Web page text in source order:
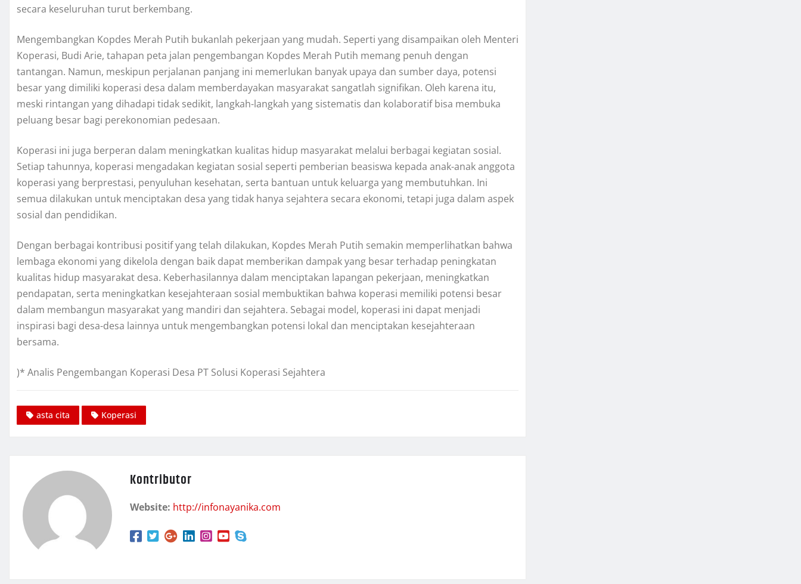
secara keseluruhan turut berkembang.
Mengembangkan Kopdes Merah Putih bukanlah pekerjaan yang mudah. Seperti yang disampaikan oleh Menteri
Koperasi, Budi Arie, tahapan peta jalan pengembangan Kopdes Merah Putih memang penuh dengan
tantangan. Namun, meskipun perjalanan panjang ini memerlukan banyak upaya dan sumber daya, potensi
besar yang dimiliki koperasi desa dalam memberdayakan masyarakat sangatlah signifikan. Oleh karena itu,
meski rintangan yang dihadapi tidak sedikit, langkah-langkah yang sistematis dan kolaboratif bisa membuka
peluang besar bagi perekonomian pedesaan.
Koperasi ini juga berperan dalam meningkatkan kualitas hidup masyarakat melalui berbagai kegiatan sosial.
Setiap tahunnya, koperasi mengadakan kegiatan sosial seperti pemberian beasiswa kepada anak-anak anggota
koperasi yang berprestasi, penyuluhan kesehatan, serta bantuan untuk keluarga yang membutuhkan. Ini
semua dilakukan untuk menciptakan desa yang tidak hanya sejahtera secara ekonomi, tetapi juga dalam aspek
sosial dan pendidikan.
Dengan berbagai kontribusi positif yang telah dilakukan, Kopdes Merah Putih semakin memperlihatkan bahwa
lembaga ekonomi yang dikelola dengan baik dapat memberikan dampak yang besar terhadap peningkatan
kualitas hidup masyarakat desa. Keberhasilannya dalam menciptakan lapangan pekerjaan, meningkatkan
pendapatan, serta meningkatkan kesejahteraan sosial membuktikan bahwa koperasi memiliki potensi besar
dalam membangun masyarakat yang mandiri dan sejahtera. Sebagai model, koperasi ini dapat menjadi
inspirasi bagi desa-desa lainnya untuk mengembangkan potensi lokal dan menciptakan kesejahteraan
bersama.
)* Analis Pengembangan Koperasi Desa PT Solusi Koperasi Sejahtera
asta cita Koperasi
Kontributor
Website: http://infonayanika.com